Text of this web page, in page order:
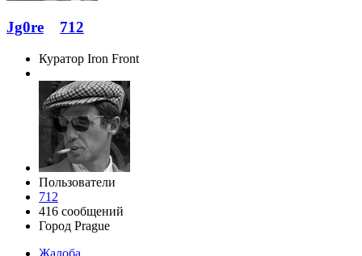
Jg0re 712
Куратор Iron Front
Пользователи
712
416 сообщений
Город Prague
Жалоба